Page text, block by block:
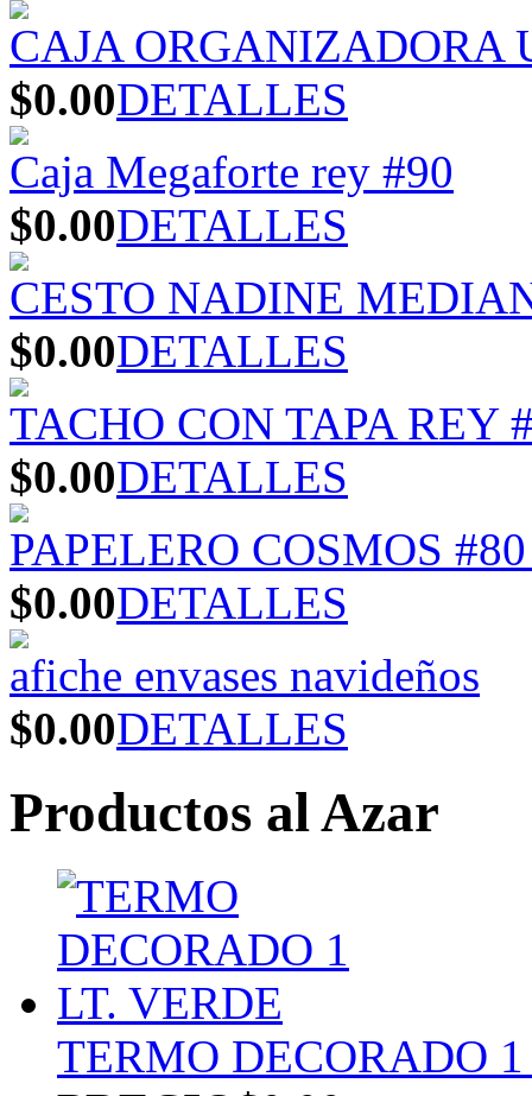
CAJA ORGANIZADORA
$0.00DETALLES
Caja Megaforte rey #90
$0.00DETALLES
CESTO NADINE
$0.00DETALLES
TACHO CON TAPA REY
$0.00DETALLES
PAPELERO COSMOS
$0.00DETALLES
afiche envases navideños
$0.00DETALLES
Productos al Azar
TERMO DECORADO